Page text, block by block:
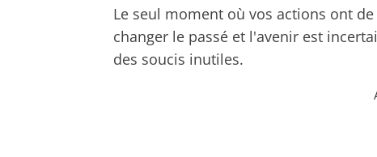
Le seul moment où vos actions ont
changer le passé et l'avenir est
des soucis inutiles.